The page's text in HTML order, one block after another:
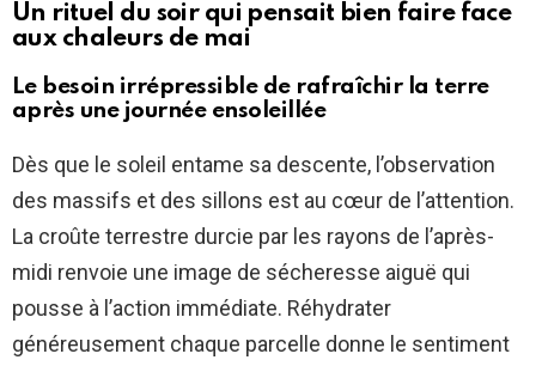
Un rituel du soir qui pensait bien faire face
aux chaleurs de mai
Le besoin irrépressible de rafraîchir la terre
après une journée ensoleillée
Dès que le soleil entame sa descente, l’observation
des massifs et des sillons est au cœur de l’attention.
La croûte terrestre durcie par les rayons de l’après-
midi renvoie une image de sécheresse aiguë qui
pousse à l’action immédiate. Réhydrater
généreusement chaque parcelle donne le sentiment